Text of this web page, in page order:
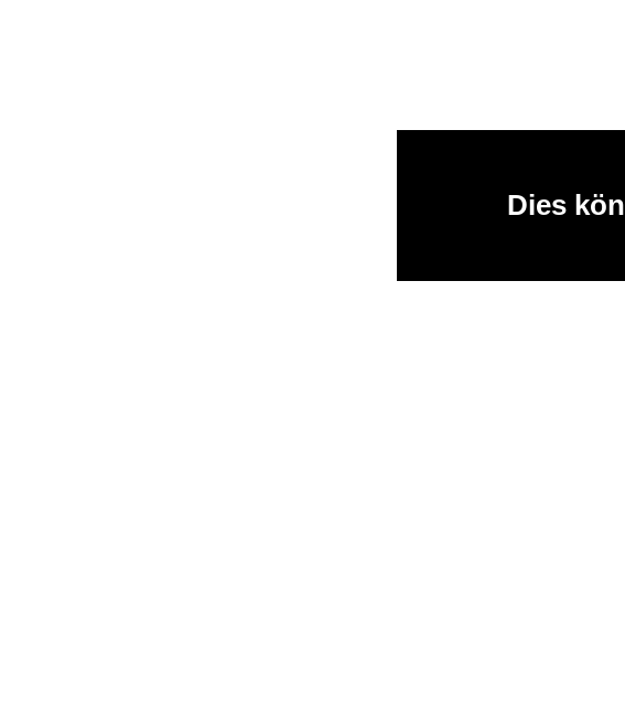
Dies